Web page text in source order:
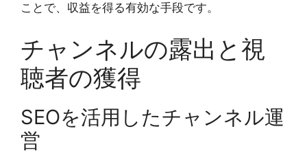
ことで、収益を得る有効な手段です。
チャンネルの露出と視
聴者の獲得
SEOを活用したチャンネル運
営